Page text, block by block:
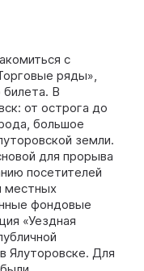
с
ряды»,
В
от острога до
большое
земли.
для прорыва
посетителей
местных
фондовые
«Уездная
Ялуторовске. Для